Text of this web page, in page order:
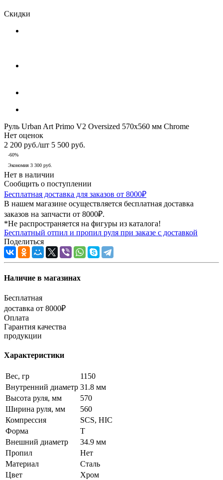
Скидки
Руль Urban Art Primo V2 Oversized 570x560 мм Chrome
Нет оценок
2 200 руб./шт 5 500 руб.
-60%
Экономия 3 300 руб.
Нет в наличии
Сообщить о поступлении
Бесплатная доставка для заказов от 8000₽
В нашем магазине осуществляется бесплатная доставка
заказов на запчасти от 8000₽.
*Не распространяется на фигуры из каталога!
Бесплатный отпил и пропил руля при заказе с доставкой
Поделиться
Наличие в магазинах
Бесплатная
доставка от 8000₽
Оплата
Гарантия качества
продукции
Характеристики
Вес, гр
1150
Внутренний диаметр 31.8 мм
Высота руля, мм
570
Ширина руля, мм
560
Компрессия
SCS, HIC
Форма
T
Внешний диаметр
34.9 мм
Пропил
Нет
Материал
Сталь
Цвет
Хром